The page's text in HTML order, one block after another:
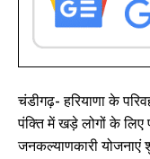
चंडीगढ़- हरियाणा के
पंक्ति में खड़े लोगों के लिए
जनकल्याणकारी